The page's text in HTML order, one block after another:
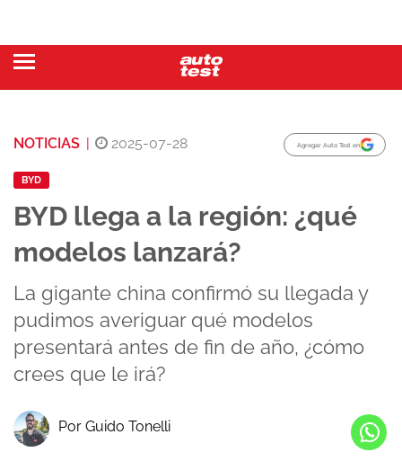
NOTICIAS | 2025-07-28 Agregar Auto Test en
BYD
BYD llega a la región: ¿qué
modelos lanzará?
La gigante china confirmó su llegada y
pudimos averiguar qué modelos
presentará antes de fin de año, ¿cómo
crees que le irá?
Por Guido Tonelli